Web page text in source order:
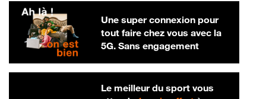
Une super connexion pour
tout faire chez vous avec la
5G. Sans engagement
Le meilleur du sport vous